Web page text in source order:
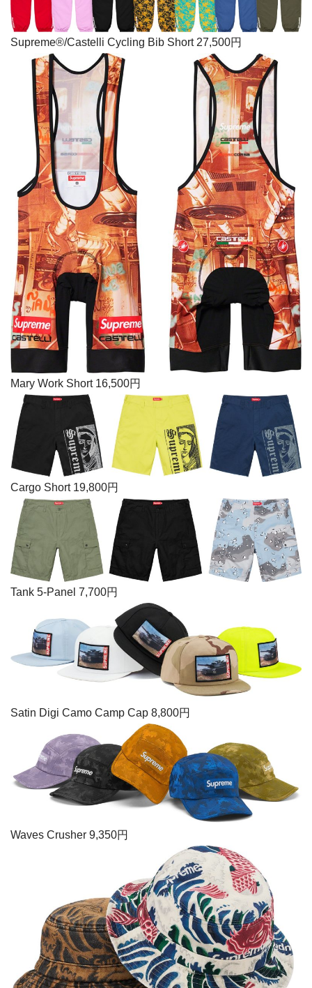
Supreme®/Castelli Cycling Bib Short 27,500円
Mary Work Short 16,500円
Cargo Short 19,800円
Tank 5-Panel 7,700円
Satin Digi Camo Camp Cap 8,800円
Waves Crusher 9,350円